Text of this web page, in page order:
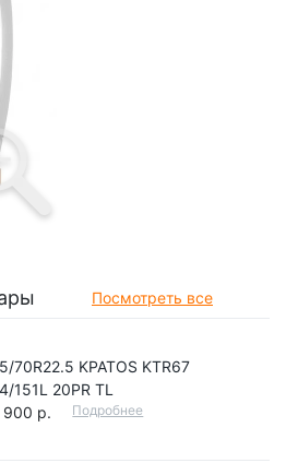
Посмотреть все
70R22.5 KPATOS KTR67
151L 20PR TL
900 р.
Подробнее